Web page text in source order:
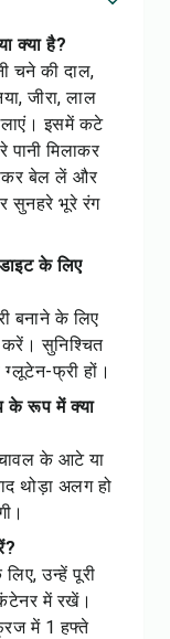
क्या है?
चने की दाल,
जीरा, लाल
इसमें कटे
पानी मिलाकर
बेल लें और
सुनहरे भूरे रंग
के लिए
बनाने के लिए
करें। सुनिश्चित
फ्री हों।
के रूप में क्या
के आटे या
थोड़ा अलग हो
उन्हें पूरी
में रखें।
में 1 हफ्ते